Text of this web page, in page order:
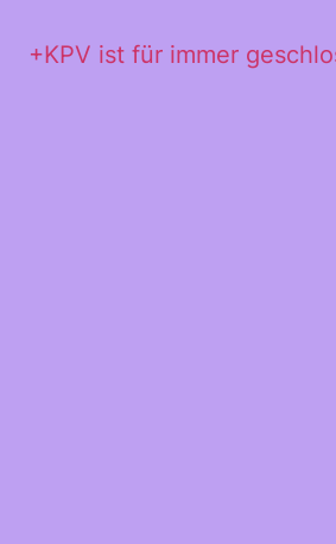
+KPV ist für immer